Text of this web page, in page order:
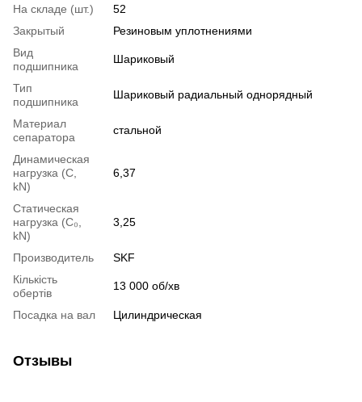
На складе (шт.)
52
Закрытый
Резиновым уплотнениями
Вид
подшипника
Шариковый
Тип
подшипника
Шариковый радиальный однорядный
Материал
сепаратора
стальной
Динамическая
нагрузка (С,
kN)
6,37
Статическая
нагрузка (С₀,
kN)
3,25
Производитель
SKF
Кількість
обертів
13 000 об/хв
Посадка на вал Цилиндрическая
Отзывы